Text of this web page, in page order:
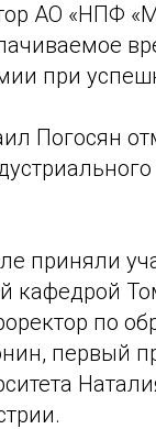
АО «НПФ
при
Погосян
приняли
кафедрой
по
первый